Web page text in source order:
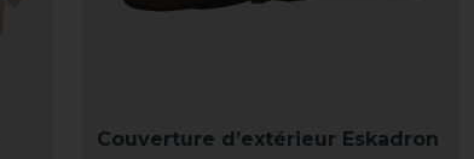
Couverture d’extérieur Eskadron